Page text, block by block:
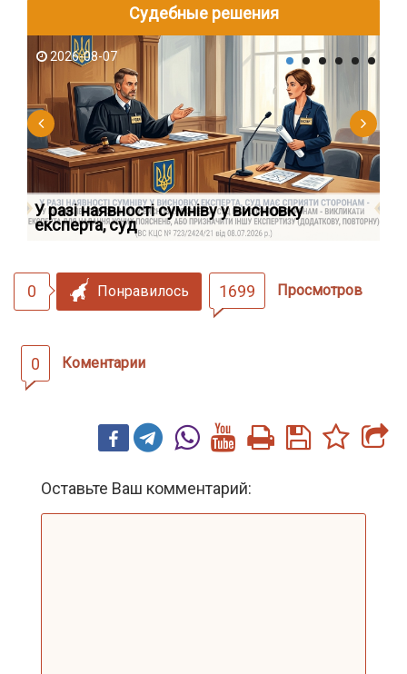
Судебные решения
2026-08-07
У разі наявності сумніву у висновку
експерта, суд
0 Понравилось 1699 Просмотров
0 Коментарии
Оставьте Ваш комментарий: